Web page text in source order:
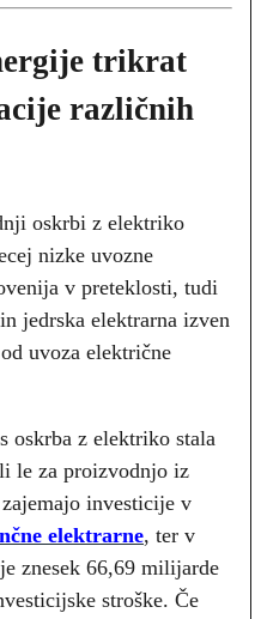
trikrat
različnih
oskrbi z elektriko
nizke uvozne
v preteklosti, tudi
jedrska elektrarna izven
uvoza električne
oskrba z elektriko stala
le za proizvodnjo iz
investicije v
elektrarne, ter v
znesek 66,69 milijarde
stroške. Če